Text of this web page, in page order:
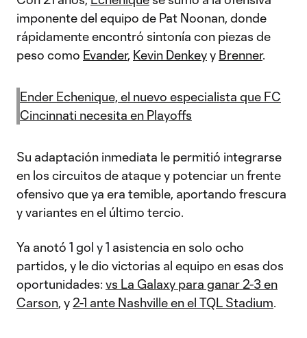
imponente del equipo de Pat Noonan, donde
rápidamente encontró sintonía con piezas de
peso como Evander, Kevin Denkeyy Brenner.
Ender Echenique, el nuevo especialista que FC
Cincinnati necesita en Playoffs
Su adaptación inmediata le permitió integrarse
en los circuitos de ataque y potenciar un frente
ofensivo que ya era temible, aportando frescura
y variantes en el último tercio.
Ya anotó 1 gol y 1 asistencia en solo ocho
partidos, y le dio victorias al equipo en esas dos
oportunidades: vs La Galaxy para ganar 2-3 en
Carson, y 2-1 ante Nashville en el TQL Stadium.